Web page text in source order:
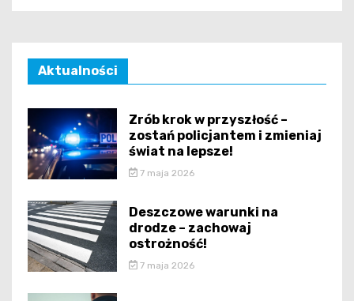
Aktualności
Zrób krok w przyszłość –
zostań policjantem i zmieniaj
świat na lepsze!
7 maja 2026
Deszczowe warunki na
drodze – zachowaj
ostrożność!
7 maja 2026